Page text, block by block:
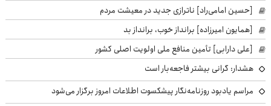
[حسین امامی‌راد] ناترازی جدید در معیشت مردم
[همایون امیرزاده] برانداز خوب، برانداز بد
[علی دارابی] تأمین منافع ملی اولویت اصلی کشور
هشدار: گرانی بیشتر فاجعه‌بار است
مراسم یادبود روزنامه‌نگار پیشکسوت اطلاعات امروز برگزار می‌شود